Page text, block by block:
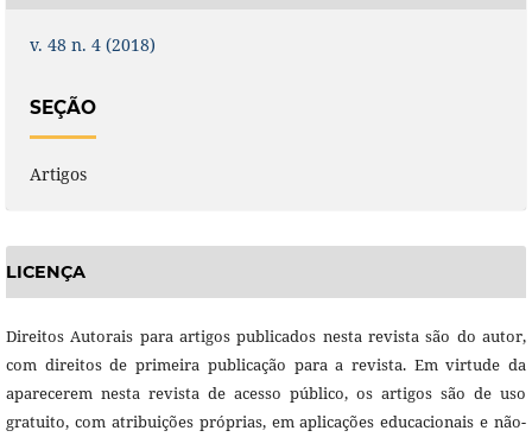
v. 48 n. 4 (2018)
SEÇÃO
Artigos
LICENÇA
Direitos Autorais para artigos publicados nesta revista são do autor,
com direitos de primeira publicação para a revista. Em virtude da
aparecerem nesta revista de acesso público, os artigos são de uso
gratuito, com atribuições próprias, em aplicações educacionais e não-